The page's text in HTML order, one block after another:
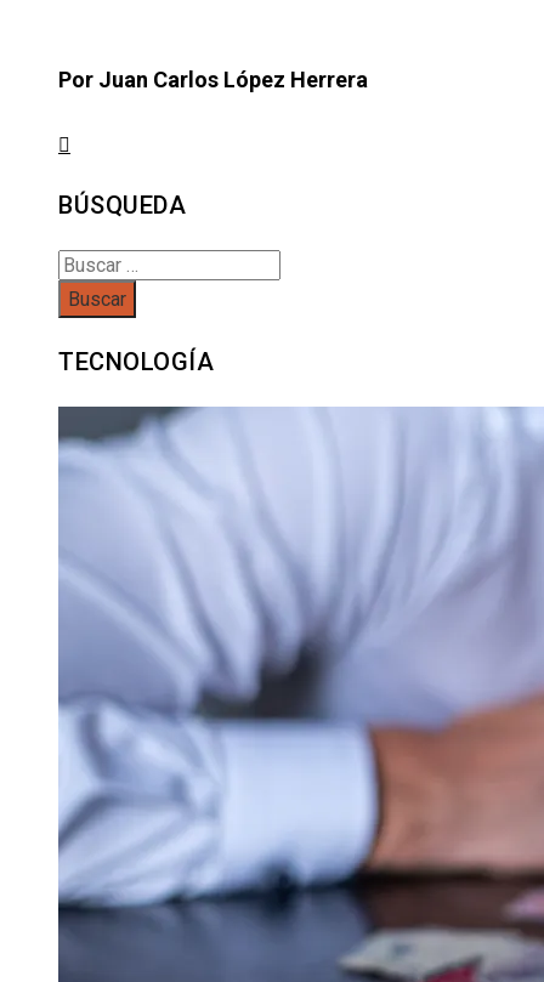
Por Juan Carlos López Herrera
BÚSQUEDA
Buscar:
TECNOLOGÍA